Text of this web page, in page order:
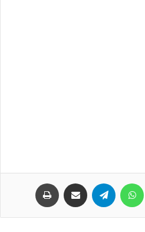
لينكدإن واتساب تيلقرام مشاركة عبر البريد